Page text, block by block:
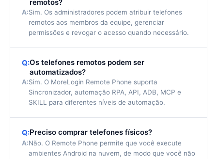
remotos?
A:Sim. Os administradores podem atribuir telefones
remotos aos membros da equipe, gerenciar
permissões e revogar o acesso quando necessário.
Q:Os telefones remotos podem ser
automatizados?
A:Sim. O MoreLogin Remote Phone suporta
Sincronizador, automação RPA, API, ADB, MCP e
SKILL para diferentes níveis de automação.
Q:Preciso comprar telefones físicos?
A:Não. O Remote Phone permite que você execute
ambientes Android na nuvem, de modo que você não